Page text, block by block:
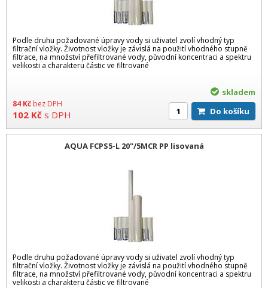
Podle druhu požadované úpravy vody si uživatel zvolí vhodný typ
filtrační vložky. Životnost vložky je závislá na použití vhodného stupně
filtrace, na množství přefiltrované vody, původní koncentraci a spektru
velikosti a charakteru částic ve filtrované
84 Kč bez DPH
102 Kč s DPH
skladem
Do košíku
AQUA FCPS5-L 20"/5MCR PP lisovaná
Podle druhu požadované úpravy vody si uživatel zvolí vhodný typ
filtrační vložky. Životnost vložky je závislá na použití vhodného stupně
filtrace, na množství přefiltrované vody, původní koncentraci a spektru
velikosti a charakteru částic ve filtrované